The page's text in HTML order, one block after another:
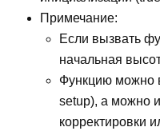
Примечание:
Если вызвать
начальная
Функцию можно
setup), а можно
корректировки